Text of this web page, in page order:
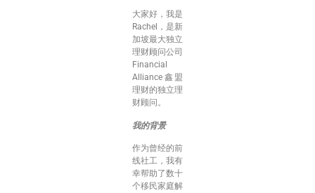
大家好，我是
Rachel，是新
加坡最大独立
理财顾问公司
Financial
Alliance鑫盟
理财的独立理
财顾问。
我的背景
作为曾经的前
线社工，我有
幸帮助了数十
个移民家庭解